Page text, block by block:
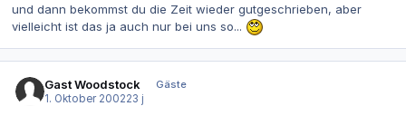
und dann bekommst du die Zeit wieder gutgeschrieben, aber
vielleicht ist das ja auch nur bei uns so...
Gast Woodstock
Gäste
1. Oktober 200223 j